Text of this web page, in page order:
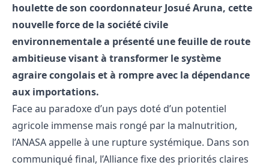
houlette de son coordonnateur Josué Aruna, cette
nouvelle force de la société civile
environnementale a présenté une feuille de route
ambitieuse visant à transformer le système
agraire congolais et à rompre avec la dépendance
aux importations.
Face au paradoxe d’un pays doté d’un potentiel
agricole immense mais rongé par la malnutrition,
l’ANASA appelle à une rupture systémique. Dans son
communiqué final, l’Alliance fixe des priorités claires